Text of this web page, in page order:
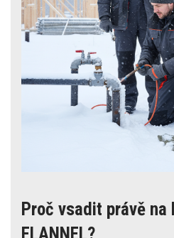
Proč vsadit právě na
FLANNEL?